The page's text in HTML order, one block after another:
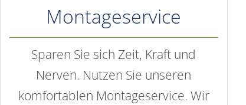
Renovierung
Nach dem Umzug steht oft die
Aufgabe an, die alte Wohnung zu
streichen und kleine